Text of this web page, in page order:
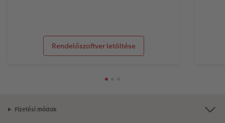
Rendelőszoftver letöltése
Fizetési módok